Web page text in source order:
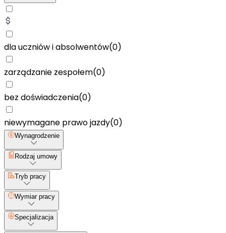
dla uczniów i absolwentów(0)
zarządzanie zespołem(0)
bez doświadczenia(0)
niewymagane prawo jazdy(0)
Wynagrodzenie
Rodzaj umowy
Tryb pracy
Wymiar pracy
Specjalizacja